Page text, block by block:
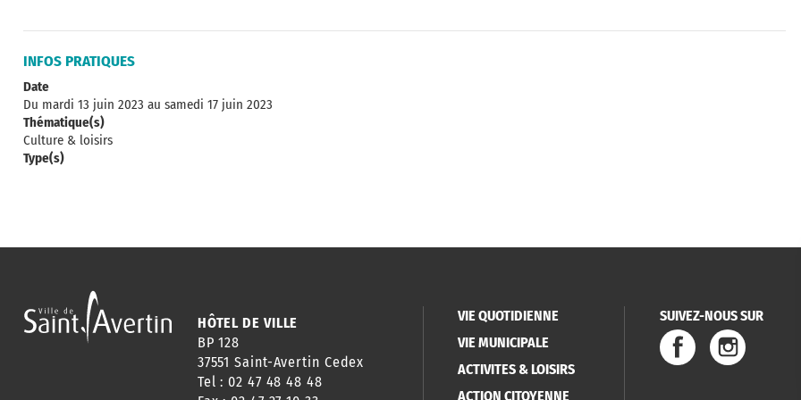
INFOS PRATIQUES
Date
Du mardi 13 juin 2023 au samedi 17 juin 2023
Thématique(s)
Culture & loisirs
Type(s)
HÔTEL DE VILLE
BP 128
37551 Saint-Avertin Cedex
Tel : 02 47 48 48 48
VIE QUOTIDIENNE
VIE MUNICIPALE
ACTIVITES & LOISIRS
ACTION CITOYENNE
SUIVEZ-NOUS SUR